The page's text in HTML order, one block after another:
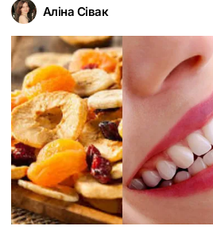
Аліна Сівак